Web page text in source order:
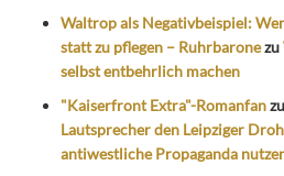
Waltrop als Negativbeispiel:
statt zu pflegen – Ruhrbaronezu
selbst entbehrlich machen
"Kaiserfront Extra"-Romanfanzu
Lautsprecher den Leipziger
antiwestliche Propaganda